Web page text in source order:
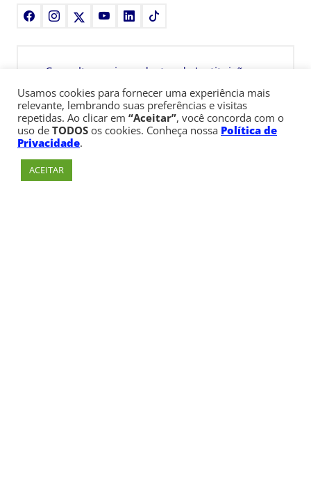
FacebookInstagram YoutubeLinkedIn
Consulte aqui o cadastro da Instituição no
Sistema e-MEC
Usamos cookies para fornecer uma experiência mais
relevante, lembrando suas preferências e visitas
repetidas. Ao clicar em “Aceitar”, você concorda com o
uso de TODOS os cookies. Conheça nossa Política de
Privacidade.
ACEITAR